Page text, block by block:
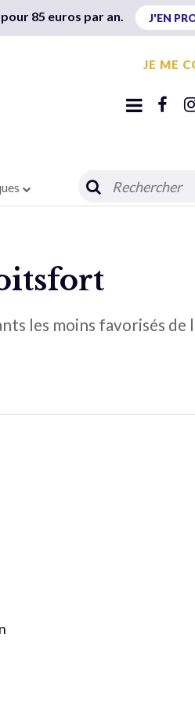
85 euros par an. J'EN
JE ME
les moins favorisés de